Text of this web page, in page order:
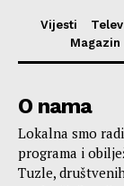
Vijesti
Magazin
O nama
Lokalna smo
programa i
Tuzle,